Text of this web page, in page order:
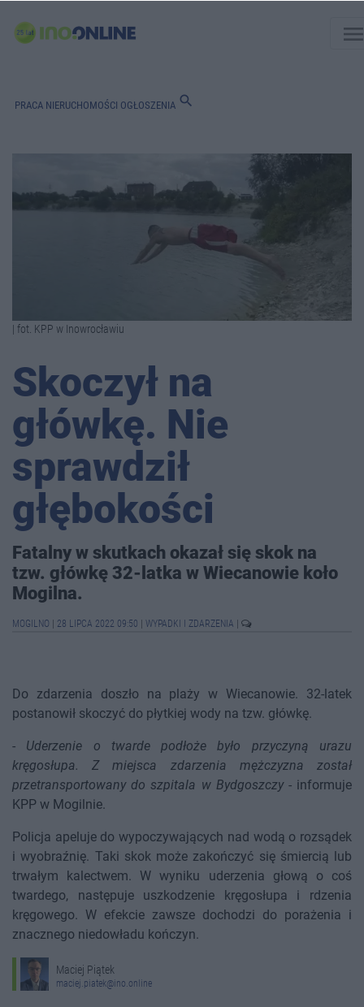
PRACA NIERUCHOMOŚCI OGŁOSZENIA search
| fot. KPP w Inowrocławiu
Skoczył na
główkę. Nie
sprawdził
głębokości
Fatalny w skutkach okazał się skok na
tzw. główkę 32-latka w Wiecanowie koło
Mogilna.
MOGILNO 28 LIPCA 2022 09:50 WYPADKI I ZDARZENIA
Do zdarzenia doszło na plaży w Wiecanowie. 32-latek
postanowił skoczyć do płytkiej wody na tzw. główkę.
- Uderzenie o twarde podłoże było przyczyną urazu
kręgosłupa. Z miejsca zdarzenia mężczyzna został
przetransportowany do szpitala w Bydgoszczy- informuje
KPP w Mogilnie.
Policja apeluje do wypoczywających nad wodą o rozsądek
i wyobraźnię. Taki skok może zakończyć się śmiercią lub
trwałym kalectwem. W wyniku uderzenia głową o coś
twardego, następuje uszkodzenie kręgosłupa i rdzenia
kręgowego. W efekcie zawsze dochodzi do porażenia i
znacznego niedowładu kończyn.
Maciej Piątek
maciej.piatek@ino.online